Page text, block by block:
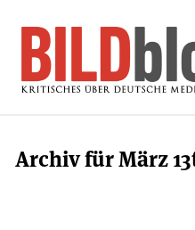
Archiv für März